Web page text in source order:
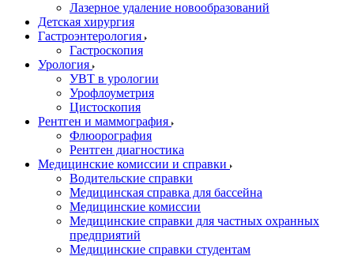
Лазерное удаление новообразований
Детская хирургия
Гастроэнтерология
Гастроскопия
Урология
УВТ в урологии
Урофлоуметрия
Цистоскопия
Рентген и маммография
Флюорография
Рентген диагностика
Медицинские комиссии и справки
Водительские справки
Медицинская справка для бассейна
Медицинские комиссии
Медицинские справки для частных охранных
предприятий
Медицинские справки студентам